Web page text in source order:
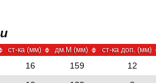
ст-ка (мм) дм.М (мм) ст-ка доп. (мм)
16 159
12